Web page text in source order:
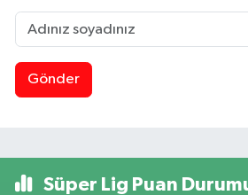
Gönder
Süper Lig Puan